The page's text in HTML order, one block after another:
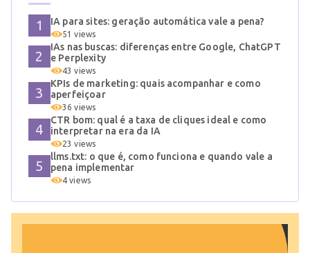
IA para sites: geração automática vale a pena?
51 views
IAs nas buscas: diferenças entre Google, ChatGPT
e Perplexity
43 views
KPIs de marketing: quais acompanhar e como
aperfeiçoar
36 views
CTR bom: qual é a taxa de cliques ideal e como
interpretar na era da IA
23 views
llms.txt: o que é, como funciona e quando vale a
pena implementar
4 views